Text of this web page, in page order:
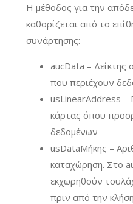
Η μέθοδος για την
καθορίζεται από το
συνάρτησης:
aucData –
που περιέχουν
usLinearAddress –
κάρτας όπου
δεδομένων
usDataΜήκης –
καταχώρηση. Στο
εκχωρηθούν
πριν από την